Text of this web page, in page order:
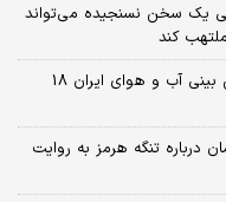
یک سخن نسنجیده می‌تواند
کند
بارش باران و رعد و برق در این مناطق/ پیش بینی آب و هوای ایران 18
درباره تنگه هرمز به روایت